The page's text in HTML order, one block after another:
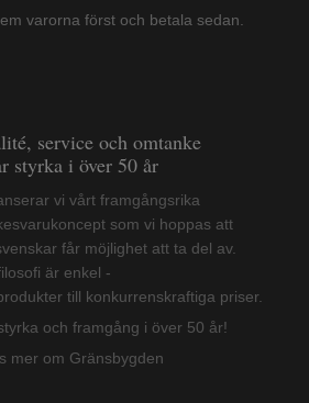
varorna först och betala sedan.
service och omtanke
styrka i över 50 år
vi vårt framgångsrika
som vi hoppas
får möjlighet att ta del
filosofi är enkel
till konkurrenskraftiga
och framgång i över 50 år!
mer om Gränsbygden